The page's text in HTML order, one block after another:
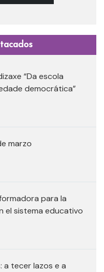
“Da escola
democrática”
marzo
para la
el sistema educativo
a tecer lazos e a